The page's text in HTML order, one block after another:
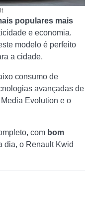
populares mais
e economia.
modelo é perfeito
a cidade.
consumo de
avançadas de
Evolution e o
com bom
dia, o Renault Kwid